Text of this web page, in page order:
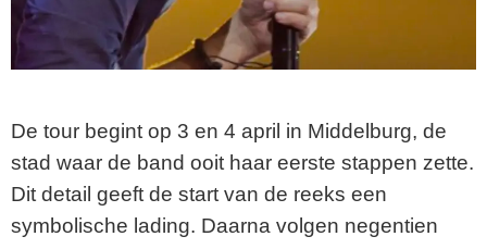
De tour begint op 3 en 4 april in Middelburg, de
stad waar de band ooit haar eerste stappen zette.
Dit detail geeft de start van de reeks een
symbolische lading. Daarna volgen negentien